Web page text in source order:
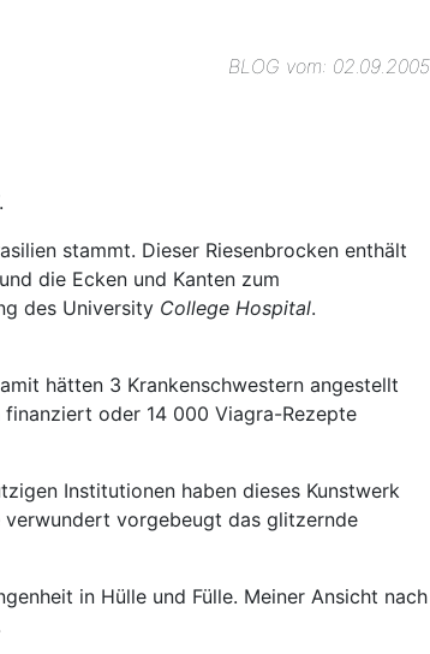
BLOG vom: 02.09.2005
stammt. Dieser Riesenbrocken enthält
die Ecken und Kanten zum
des University College Hospital.
hätten 3 Krankenschwestern angestellt
oder 14 000 Viagra-Rezepte
Institutionen haben dieses Kunstwerk
verwundert vorgebeugt das glitzernde
in Hülle und Fülle. Meiner Ansicht nach